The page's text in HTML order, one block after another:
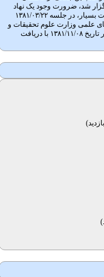
شد، ضرورت وجود یک نهاد
علمی به‌طور جدی احساس شد. پس از پیگیری و مکاتبات بسیار، در جلسه ۱۳۸۱/۰۳/۲۲
وزارت علوم تحقیقات و
فناوری به تصویب رسید.انجمن فعالیت رسمی خود را در تاریخ ۱۳۸۱/۱۱/۰۸ با دریافت
)